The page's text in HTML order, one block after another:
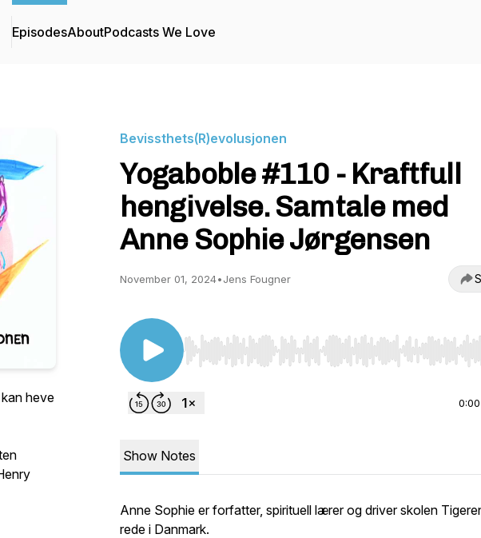
EpisodesAboutPodcasts We Love
heve
Bevissthets(R)evolusjonen
Yogaboble #110 - Kraftfull
hengivelse. Samtale med
Anne Sophie Jørgensen
November 01, 2024•Jens Fougner
Use Left/Right to seek, Home/End to jump to start
0:00
Show Notes
Anne Sophie er forfatter, spirituell lærer og driver skolen
rede i Danmark.